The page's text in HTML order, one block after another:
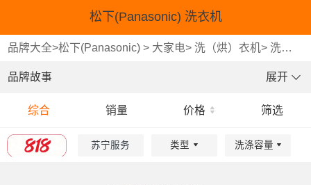
松下(Panasonic) 洗衣机
品牌大全>松下(Panasonic) > 大家电>洗（烘）衣机>洗衣机
品牌故事 展开
综合 销量 价格 筛选
苏宁服务 类型 洗涤容量